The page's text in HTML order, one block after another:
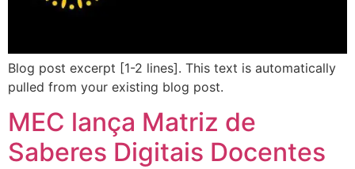
Blog post excerpt [1-2 lines]. This text is automatically
pulled from your existing blog post.
MEC lança Matriz de
Saberes Digitais Docentes